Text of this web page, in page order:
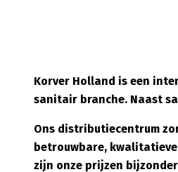
Korver Holland is een
sanitair branche. Naast
Ons distributiecentrum
betrouwbare,
zijn onze prijzen